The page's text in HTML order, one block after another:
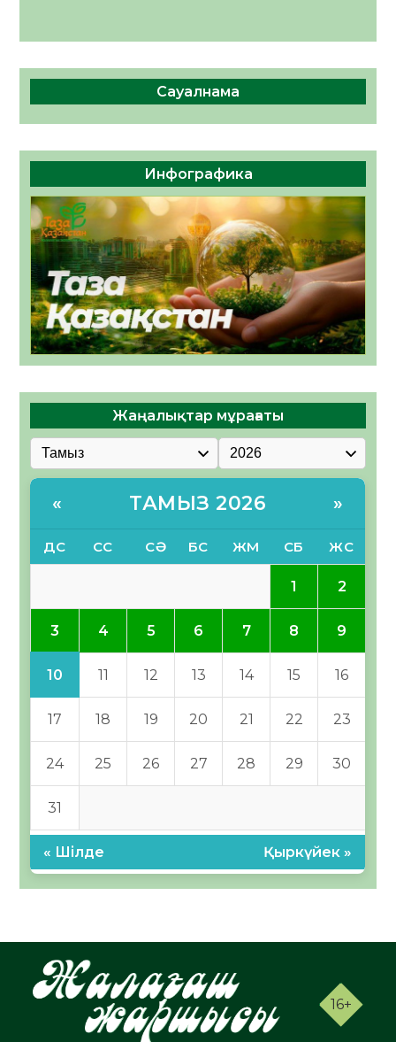
Сауалнама
Инфографика
Жаңалықтар мұрағаты
« ТАМЫЗ 2026 »
ДС СС СӘ БС ЖМ СБ ЖС
1 2
3 4 5 6 7 8 9
10 11 12 13 14 15 16
17 18 19 20 21 22 23
24 25 26 27 28 29 30
31
« Шілде Қыркүйек »
16+